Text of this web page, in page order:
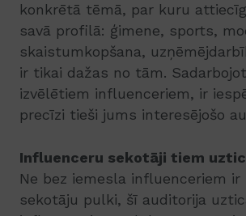
konkrētā tēmā, par kuru
savā profilā: ģimene, sports,
skaistumkopšana,
ir tikai dažas no tām.
izvēlētiem influenceriem, ir
precīzi tieši jums interesējošo
Influenceru sekotāji tiem
Ne bez iemesla influenceriem ir
sekotāju pulki, šī auditorija